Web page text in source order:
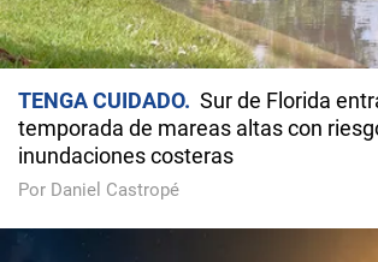
TENGA CUIDADO
Sur de Florida
temporada de mareas altas con
inundaciones costeras
Por Daniel Castropé